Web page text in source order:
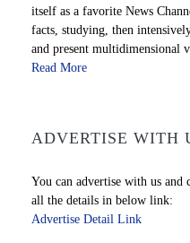
itself as a favorite News
facts, studying, then
and present multidimensional
Read More
ADVERTISE WITH
You can advertise with us and
all the details in below link:
Advertise Detail Link